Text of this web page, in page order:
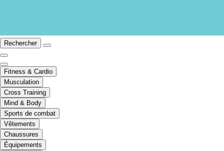
Rechercher
Fitness & Cardio
Musculation
Cross Training
Mind & Body
Sports de combat
Vêtements
Chaussures
Équipements